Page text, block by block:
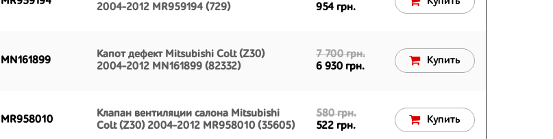
2004-2012 MR959194 (729)
954 грн.
MN161899
Капот дефект Mitsubishi Colt (Z30)
2004-2012 MN161899 (82332)
7 700 грн.
6 930 грн.
Купить
MR958010
Клапан вентиляции салона Mitsubishi
Colt (Z30) 2004-2012 MR958010 (35605)
580 грн.
522 грн.
Купить